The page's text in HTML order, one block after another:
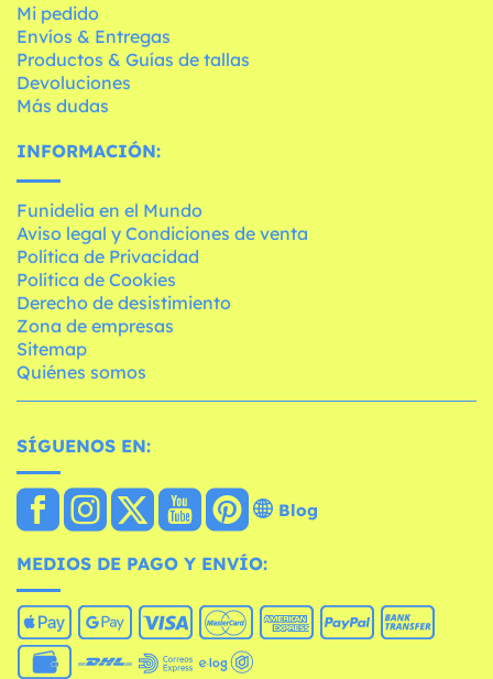
Mi pedido
Envíos & Entregas
Productos & Guías de tallas
Devoluciones
Más dudas
INFORMACIÓN:
Funidelia en el Mundo
Aviso legal y Condiciones de venta
Política de Privacidad
Política de Cookies
Derecho de desistimiento
Zona de empresas
Sitemap
Quiénes somos
SÍGUENOS EN:
Blog
MEDIOS DE PAGO Y ENVÍO: